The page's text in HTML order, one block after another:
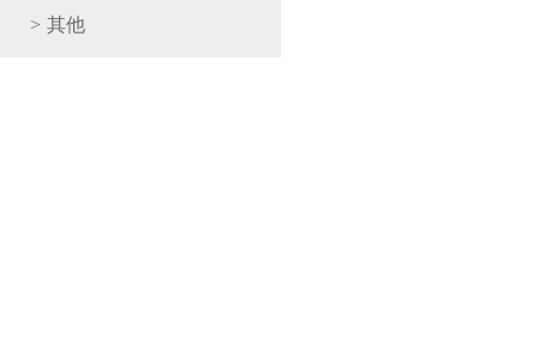
> 其他